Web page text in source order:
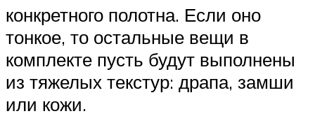
конкретного полотна. Если оно
тонкое, то остальные вещи в
комплекте пусть будут выполнены
из тяжелых текстур: драпа, замши
или кожи.